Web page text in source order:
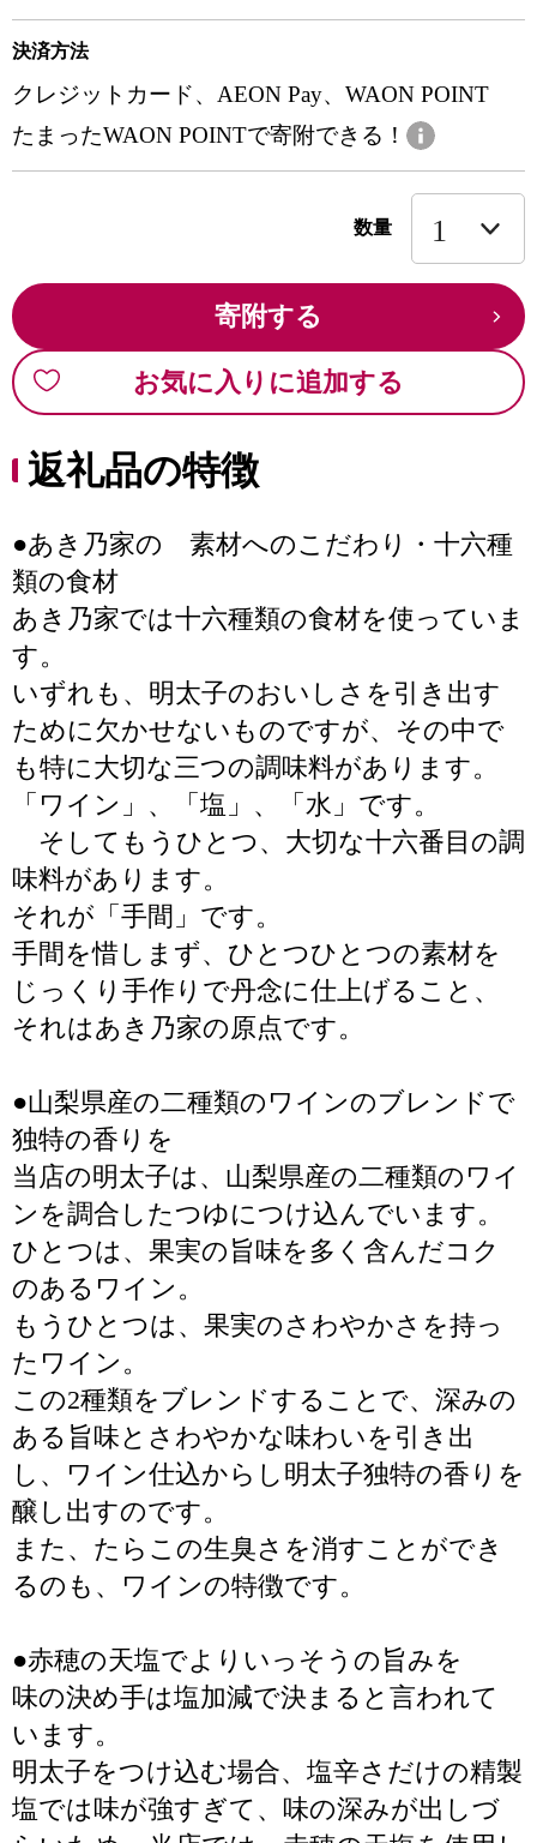
決済方法
クレジットカード、AEON Pay、WAON POINT
たまったWAON POINTで寄附できる！
数量
寄附する
お気に入りに追加する
返礼品の特徴
●あき乃家の 素材へのこだわり・十六種
類の食材
あき乃家では十六種類の食材を使っていま
す。
いずれも、明太子のおいしさを引き出す
ために欠かせないものですが、その中で
も特に大切な三つの調味料があります。
「ワイン」、「塩」、「水」です。
そしてもうひとつ、大切な十六番目の調
味料があります。
それが「手間」です。
手間を惜しまず、ひとつひとつの素材を
じっくり手作りで丹念に仕上げること、
それはあき乃家の原点です。
●山梨県産の二種類のワインのブレンドで
独特の香りを
当店の明太子は、山梨県産の二種類のワイ
ンを調合したつゆにつけ込んでいます。
ひとつは、果実の旨味を多く含んだコク
のあるワイン。
もうひとつは、果実のさわやかさを持っ
たワイン。
この2種類をブレンドすることで、深みの
ある旨味とさわやかな味わいを引き出
し、ワイン仕込からし明太子独特の香りを
醸し出すのです。
また、たらこの生臭さを消すことができ
るのも、ワインの特徴です。
●赤穂の天塩でよりいっそうの旨みを
味の決め手は塩加減で決まると言われて
います。
明太子をつけ込む場合、塩辛さだけの精製
塩では味が強すぎて、味の深みが出しづ